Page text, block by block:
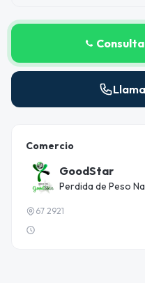
Comercio
GoodStar
Perdida de Peso
67 2921